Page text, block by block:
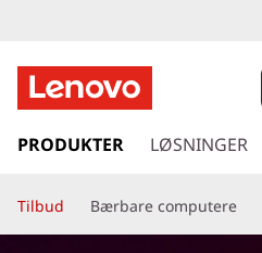
p
n
g
PRODUKTER LØSNINGER
Tilbud Bærbare computere